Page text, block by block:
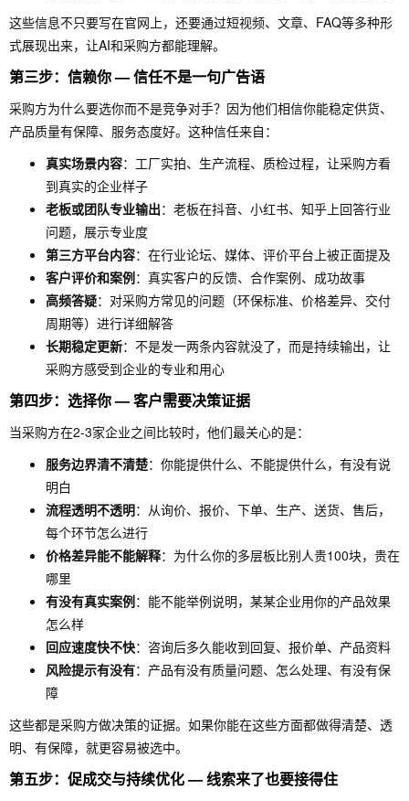
这些信息不只要写在官网上，还要通过短视频、文章、FAQ等多种形
式展现出来，让AI和采购方都能理解。
第三步：信赖你 — 信任不是一句广告语
采购方为什么要选你而不是竞争对手？因为他们相信你能稳定供货、
产品质量有保障、服务态度好。这种信任来自：
真实场景内容：工厂实拍、生产流程、质检过程，让采购方看
到真实的企业样子
老板或团队专业输出：老板在抖音、小红书、知乎上回答行业
问题，展示专业度
第三方平台内容：在行业论坛、媒体、评价平台上被正面提及
客户评价和案例：真实客户的反馈、合作案例、成功故事
高频答疑：对采购方常见的问题（环保标准、价格差异、交付
周期等）进行详细解答
长期稳定更新：不是发一两条内容就没了，而是持续输出，让
采购方感受到企业的专业和用心
第四步：选择你 — 客户需要决策证据
当采购方在2-3家企业之间比较时，他们最关心的是：
服务边界清不清楚：你能提供什么、不能提供什么，有没有说
明白
流程透明不透明：从询价、报价、下单、生产、送货、售后，
每个环节怎么进行
价格差异能不能解释：为什么你的多层板比别人贵100块，贵在
哪里
有没有真实案例：能不能举例说明，某某企业用你的产品效果
怎么样
回应速度快不快：咨询后多久能收到回复、报价单、产品资料
风险提示有没有：产品有没有质量问题、怎么处理、有没有保
障
这些都是采购方做决策的证据。如果你能在这些方面都做得清楚、透
明、有保障，就更容易被选中。
第五步：促成交与持续优化 — 线索来了也要接得住